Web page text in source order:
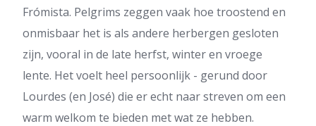
Frómista. Pelgrims zeggen vaak hoe troostend en
onmisbaar het is als andere herbergen gesloten
zijn, vooral in de late herfst, winter en vroege
lente. Het voelt heel persoonlijk - gerund door
Lourdes (en José) die er echt naar streven om een
warm welkom te bieden met wat ze hebben.